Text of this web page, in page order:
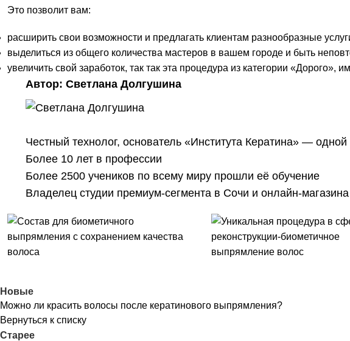
Это позволит вам:
расширить свои возможности и предлагать клиентам разнообразные
выделиться из общего количества мастеров в вашем городе и быть
увеличить свой заработок, так так эта процедура из категории
Автор: Светлана Долгушина
Честный технолог, основатель «Института Кератина» —
Более 10 лет в профессии
Более 2500 учеников по всему миру прошли её обучение
Владелец студии премиум-сегмента в Сочи и онлайн-
Новые
Можно ли красить волосы после кератинового выпрямления?
Вернуться к списку
Старее